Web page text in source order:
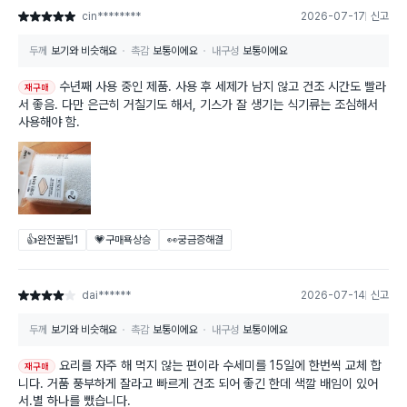
별점 5점 cin******** 2026-07-17 신고
두께 보기와 비슷해요 촉감 보통이에요 내구성 보통이에요
재구매
수년째 사용 중인 제품. 사용 후 세제가 남지 않고 건조 시간도 빨라
서 좋음. 다만 은근히 거칠기도 해서, 기스가 잘 생기는 식기류는 조심해서
사용해야 함.
👍완전꿀팁1 💗구매욕상승 👀궁금증해결
별점 4점 dai****** 2026-07-14 신고
두께 보기와 비슷해요 촉감 보통이에요 내구성 보통이에요
재구매
요리를 자주 해 먹지 않는 편이라 수세미를 15일에 한번씩 교체 합
니다. 거품 풍부하게 잘라고 빠르게 건조 되어 좋긴 한데 색깔 배임이 있어
서.별 하나를 뺐습니다.